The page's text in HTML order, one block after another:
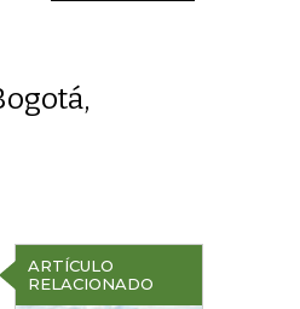
ARTÍCULO
RELACIONADO